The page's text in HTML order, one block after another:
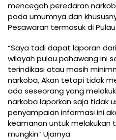
mencegah peredaran
pada umumnya dan
Pesawaran termasuk di
“Saya tadi dapat laporan
wilayah pulau pahawang ini
terindikasi atau masih
narkoba, Akan tetapi tidak
ada seseorang yang
narkoba laporkan saja tidak
penyampaian informasi ini
keamanan untuk melakukan
mungkin” Ujarnya